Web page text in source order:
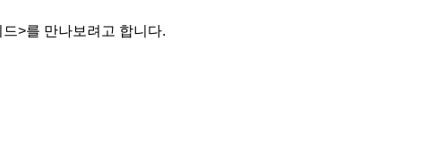
>를 만나보려고 합니다.